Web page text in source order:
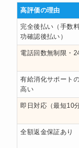
高評価の理由
完全後払い（手数
功確認後払い）
電話回数無制限・
有給消化サポート
高い
即日対応（最短10
全額返金保証あり